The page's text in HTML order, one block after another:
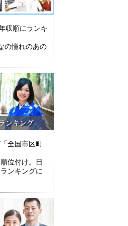
収順にランキ
の憧れのあの
全国市区町
位付け。日
ンキングに